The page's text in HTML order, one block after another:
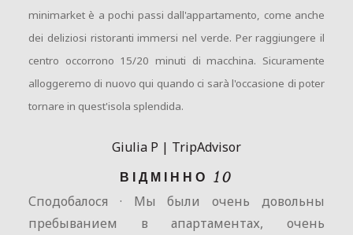
minimarket è a pochi passi dall'appartamento, come anche
dei deliziosi ristoranti immersi nel verde. Per raggiungere il
centro occorrono 15/20 minuti di macchina. Sicuramente
alloggeremo di nuovo qui quando ci sarà l'occasione di poter
tornare in quest'isola splendida.
Giulia P | TripAdvisor
ВІДМІННО 10
Сподобалося · Мы были очень довольны
пребыванием в апартаментах, очень